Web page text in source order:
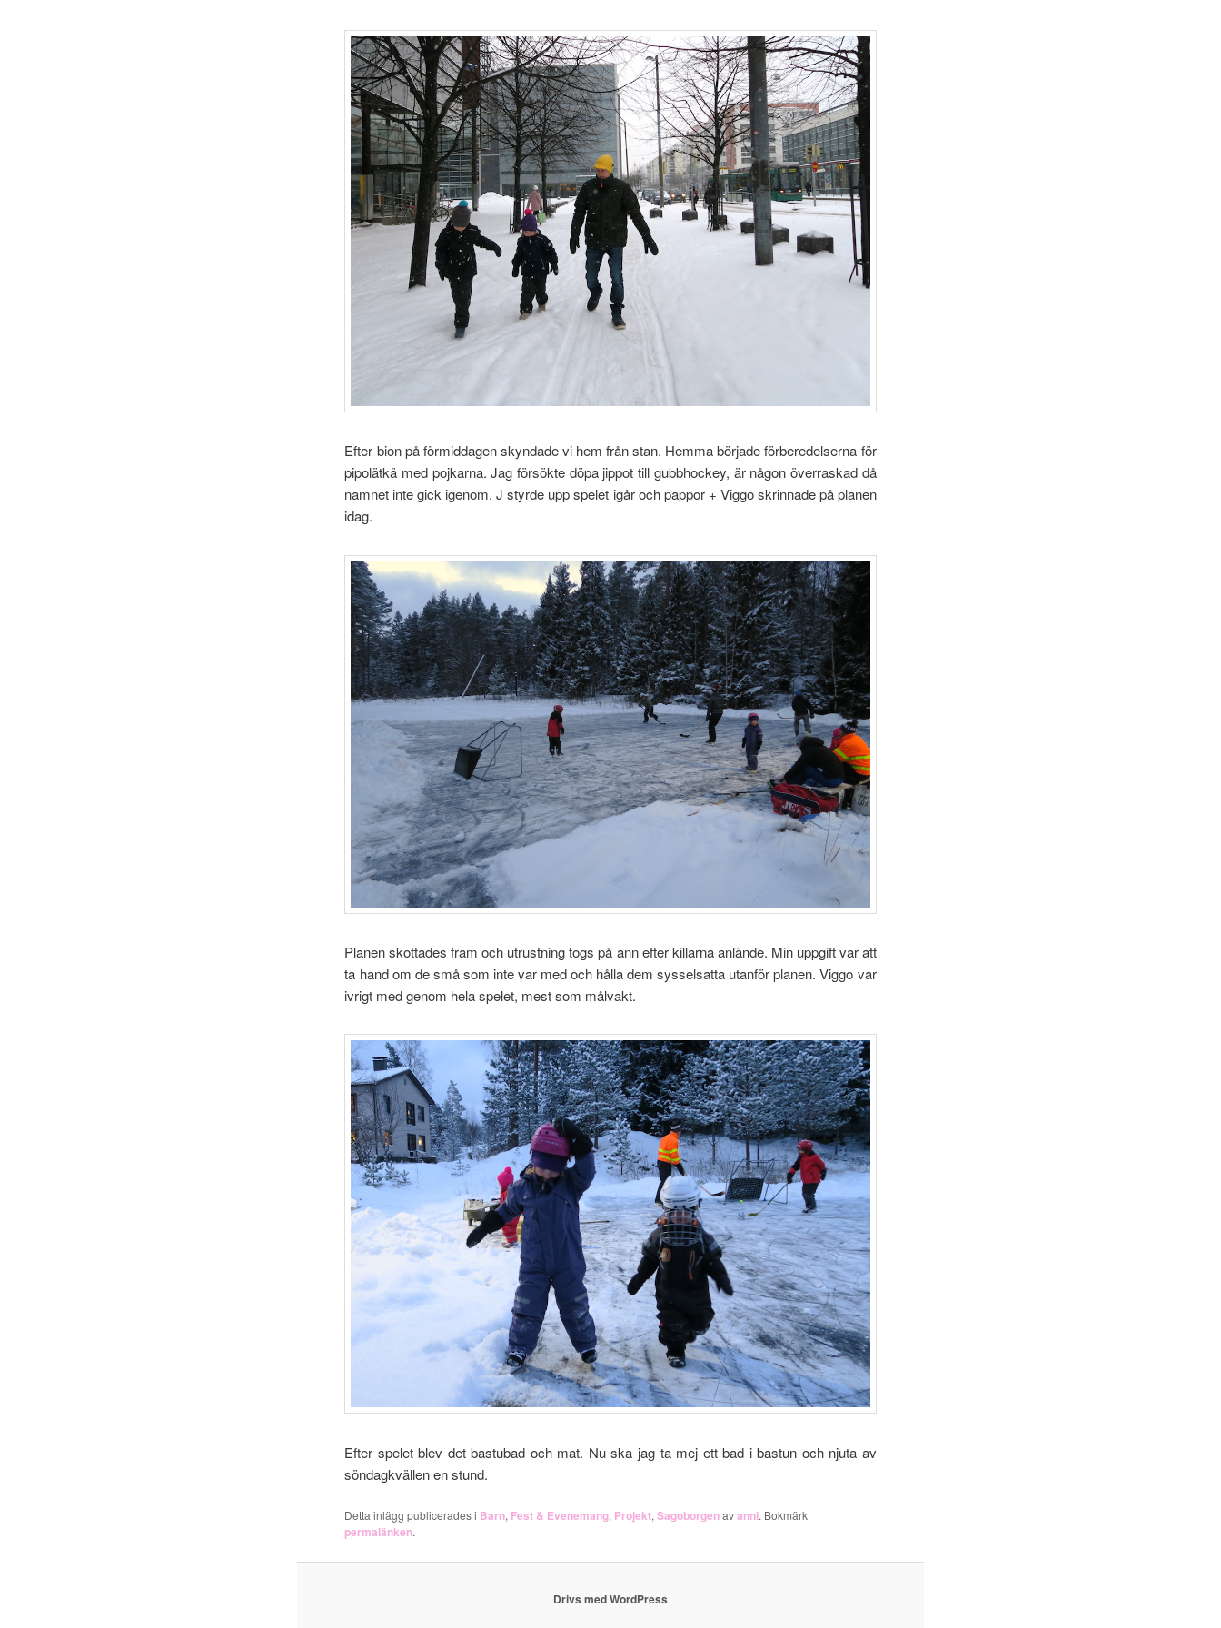
Efter bion på förmiddagen skyndade vi hem från stan. Hemma började förberedelserna för
pipolätkä med pojkarna. Jag försökte döpa jippot till gubbhockey, är någon överraskad då
namnet inte gick igenom. J styrde upp spelet igår och pappor + Viggo skrinnade på planen
idag.
Planen skottades fram och utrustning togs på ann efter killarna anlände. Min uppgift var att
ta hand om de små som inte var med och hålla dem sysselsatta utanför planen. Viggo var
ivrigt med genom hela spelet, mest som målvakt.
Efter spelet blev det bastubad och mat. Nu ska jag ta mej ett bad i bastun och njuta av
söndagkvällen en stund.
Detta inlägg publicerades i Barn, Fest & Evenemang, Projekt,Sagoborgenavanni. Bokmärk
permalänken.
Drivs med WordPress